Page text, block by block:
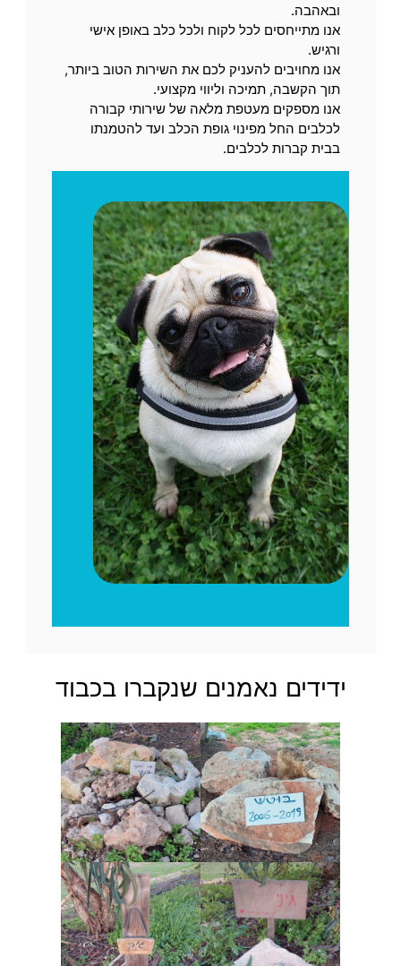
ובאהבה.
אנו מתייחסים לכל לקוח ולכל כלב באופן אישי
ורגיש.
אנו מחויבים להעניק לכם את השירות הטוב ביותר,
תוך הקשבה, תמיכה וליווי מקצועי.
אנו מספקים מעטפת מלאה של שירותי קבורה
לכלבים החל מפינוי גופת הכלב ועד להטמנתו
בבית קברות לכלבים.
ידידים נאמנים שנקברו בכבוד